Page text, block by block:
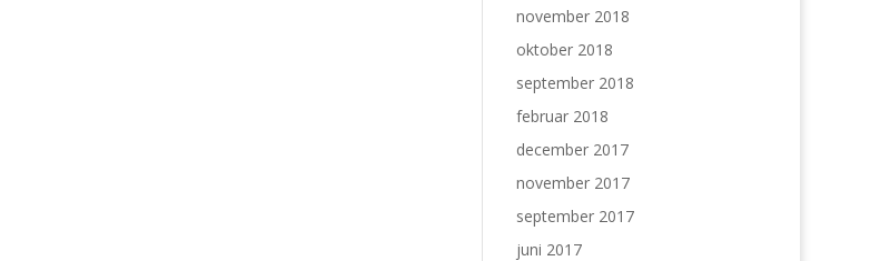
november 2018
oktober 2018
september 2018
februar 2018
december 2017
november 2017
september 2017
juni 2017